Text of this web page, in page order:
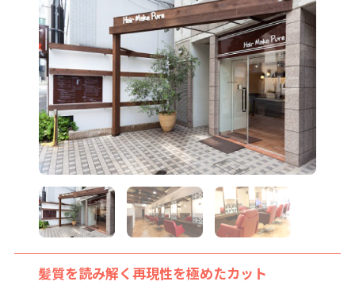
髪質を読み解く再現性を極めたカット